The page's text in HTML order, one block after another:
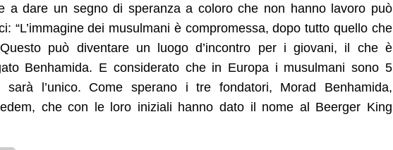
a dare un segno di speranza a coloro che non hanno lavoro può
“L’immagine dei musulmani è compromessa, dopo tutto quello che
può diventare un luogo d’incontro per i giovani, il che è
Benhamida. E considerato che in Europa i musulmani sono 5
l’unico. Come sperano i tre fondatori, Morad Benhamida,
che con le loro iniziali hanno dato il nome al Beerger King